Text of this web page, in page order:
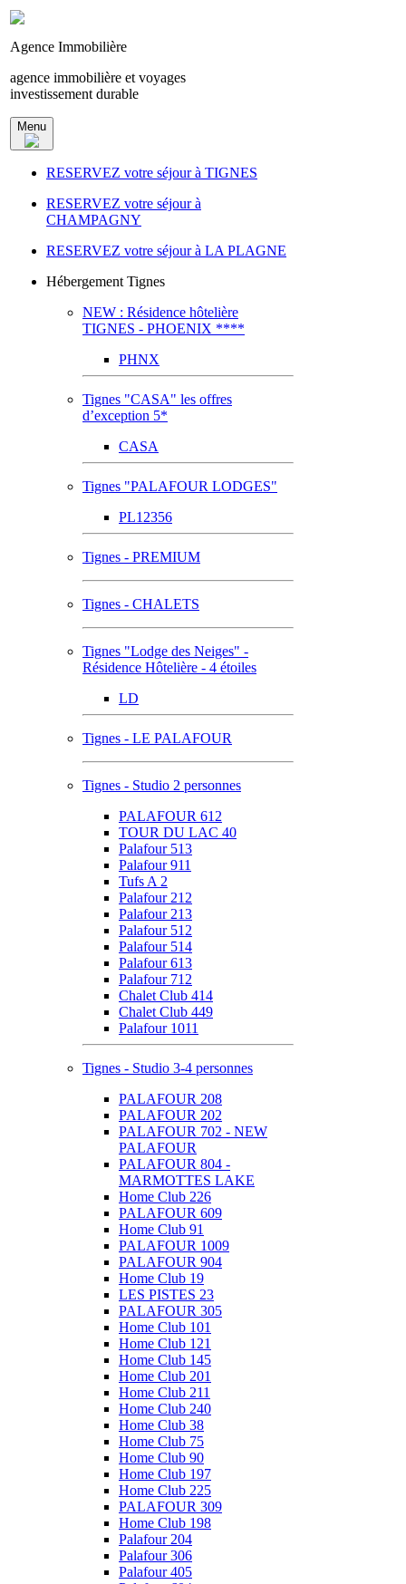
Agence Immobilière
agence immobilière et voyages
investissement durable
Menu
RESERVEZ votre séjour à TIGNES
RESERVEZ votre séjour à
CHAMPAGNY
RESERVEZ votre séjour à LA PLAGNE
Hébergement Tignes
NEW : Résidence hôtelière
TIGNES - PHOENIX ****
PHNX
Tignes "CASA" les offres
d’exception 5*
CASA
Tignes "PALAFOUR LODGES"
PL12356
Tignes - PREMIUM
Tignes - CHALETS
Tignes "Lodge des Neiges" -
Résidence Hôtelière - 4 étoiles
LD
Tignes - LE PALAFOUR
Tignes - Studio 2 personnes
PALAFOUR 612
TOUR DU LAC 40
Palafour 513
Palafour 911
Tufs A 2
Palafour 212
Palafour 213
Palafour 512
Palafour 514
Palafour 613
Palafour 712
Chalet Club 414
Chalet Club 449
Palafour 1011
Tignes - Studio 3-4 personnes
PALAFOUR 208
PALAFOUR 202
PALAFOUR 702 - NEW
PALAFOUR
PALAFOUR 804 -
MARMOTTES LAKE
Home Club 226
PALAFOUR 609
Home Club 91
PALAFOUR 1009
PALAFOUR 904
Home Club 19
LES PISTES 23
PALAFOUR 305
Home Club 101
Home Club 121
Home Club 145
Home Club 201
Home Club 211
Home Club 240
Home Club 38
Home Club 75
Home Club 90
Home Club 197
Home Club 225
PALAFOUR 309
Home Club 198
Palafour 204
Palafour 306
Palafour 405